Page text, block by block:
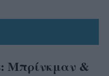
Μπρίνκμαν &